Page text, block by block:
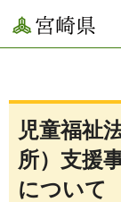
宮崎県
児童福祉
所）支援
について